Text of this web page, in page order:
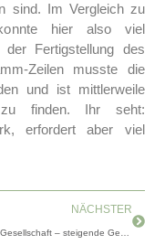
sind. Im Vergleich zu
hier also viel
Fertigstellung des
Zeilen musste die
und ist mittlerweile
finden. Ihr seht:
erfordert aber viel
NÄCHSTER
Alternde Gesellschaft – steigende Gesundheitsausgaben?